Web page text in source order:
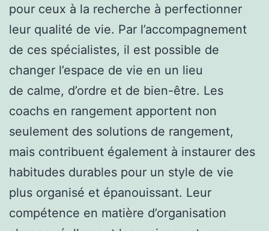
pour ceux à la recherche à perfectionner
leur qualité de vie. Par l’accompagnement
de ces spécialistes, il est possible de
changer l’espace de vie en un lieu
de calme, d’ordre et de bien-être. Les
coachs en rangement apportent non
seulement des solutions de rangement,
mais contribuent également à instaurer des
habitudes durables pour un style de vie
plus organisé et épanouissant. Leur
compétence en matière d’organisation